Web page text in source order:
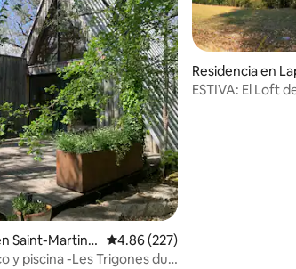
de 5; 210 evaluaciones
Saint-Martin-
Calificación promedio: 4.86 de
4.86 (227)
y piscina -Les Trigones du
Residencia en
ESTIVA: El Loft